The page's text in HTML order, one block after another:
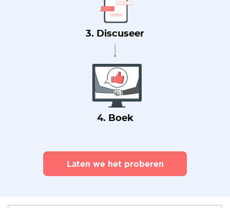
3. Discuseer
4. Boek
Laten we het proberen